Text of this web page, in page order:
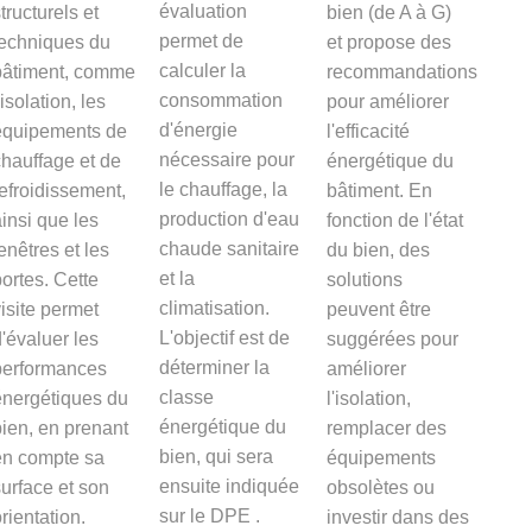
et
du
comme
les
de
et de
que les
et les
Cette
permet
les
du
en prenant
compte sa
et son
évaluation
permet de
calculer la
consommation
d'énergie
nécessaire pour
le chauffage, la
production d'eau
chaude sanitaire
et la
climatisation.
L'objectif est de
déterminer la
classe
énergétique du
bien, qui sera
ensuite indiquée
sur le DPE .
bien (de A à G)
et propose des
recommandations
pour améliorer
l'efficacité
énergétique du
bâtiment. En
fonction de l'état
du bien, des
solutions
peuvent être
suggérées pour
améliorer
l'isolation,
remplacer des
équipements
obsolètes ou
investir dans des